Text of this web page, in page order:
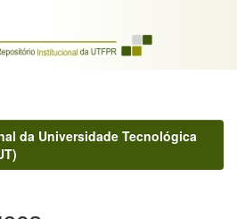
da Universidade Tecnológica